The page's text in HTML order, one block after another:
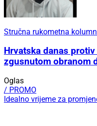
Stručna rukometna
Hrvatska danas
zgusnutom obranom
Oglas
/ PROMO
Idealno vrijeme za